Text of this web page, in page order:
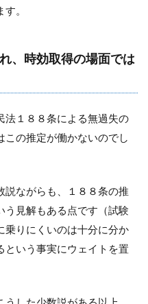
。
、時効取得の場面では
法１８８条による無過失の
の推定が働かないのでし
説ながらも、１８８条の推
う見解もある点です（試験
乗りにくいのは十分に分か
という事実にウェイトを置